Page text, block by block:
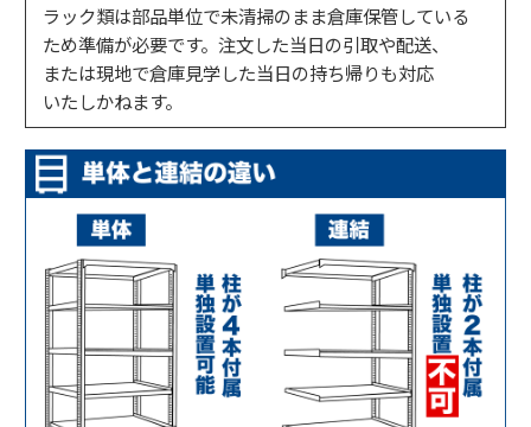
ラック類は部品単位で未清掃のまま倉庫保管している
ため準備が必要です。注文した当日の引取や配送、
または現地で倉庫見学した当日の持ち帰りも対応
いたしかねます。